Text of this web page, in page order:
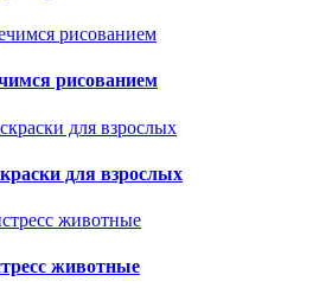
рисованием
для взрослых
животные